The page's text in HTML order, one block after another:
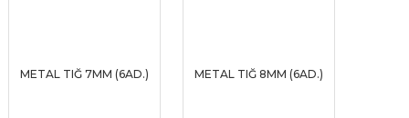
METAL TIĞ 7MM (6AD.) METAL TIĞ 8MM (6AD.)